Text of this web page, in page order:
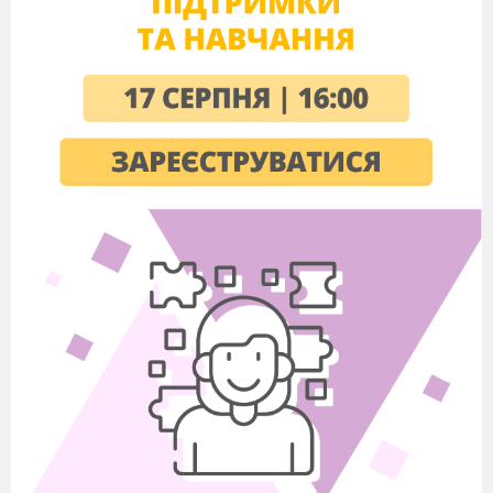
5.Кому присвячений.
6. Наявність епіграфа, його значення.
ІІ. Теоретичні,
літературознавчі питання:
1. Тема, ідея.
2. Жанр твору (громадянська, інтимна, пезайжна,
філософська, релігійна лірика тощо).
3. Композиція твору (варто пам'ятати, що в ліричному
творі сюжет відсутній, натомість увага зосереджується
на певному почутті, виділяють такі композиційні етапи
а) вихідний момент у розвитку почуття;
б) розвиток почуття;
в) кульмінація (можлива);
г) резюме, або авторський висновок.
4. Ключові образи твору (звернімо увагу, що найчастіше
визначальним у ліриці є образ ліричного героя - це
умовна дійова особа, думки й почуття якої